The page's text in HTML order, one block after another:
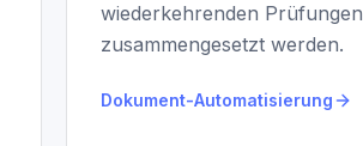
wiederkehrenden Prüfungen
zusammengesetzt werden.
Dokument-Automatisierung